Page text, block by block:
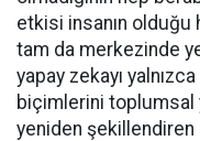
etkisi insanın
tam da merkezinde
yapay zekayı
biçimlerini toplumsal
yeniden